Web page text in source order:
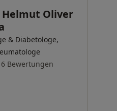
Helmut Oliver
& Diabetologe,
Bewertungen